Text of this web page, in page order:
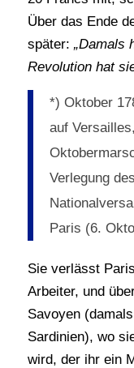
Über das Ende
später: „Damals
Revolution hat
*) Oktober
auf
Verlegung
Paris (6.
Sie verlässt
Arbeiter, und
Savoyen
Sardinien), wo
wird, der ihr ein